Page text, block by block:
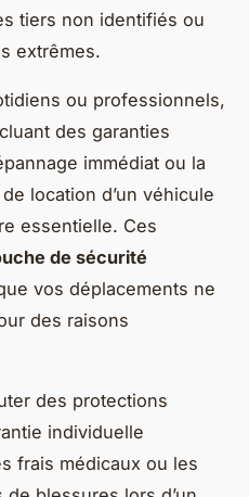
tiers non identifiés ou
extrêmes.
ou professionnels,
des garanties
immédiat ou la
location d’un véhicule
essentielle. Ces
de sécurité
vos déplacements ne
des raisons
des protections
individuelle
frais médicaux ou les